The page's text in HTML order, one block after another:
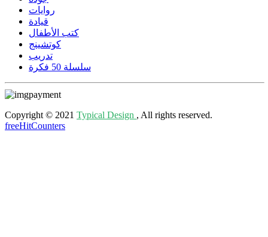
روايات
قيادة
كتب الأطفال
كوتشينج
تدريب
سلسلة 50 فكرة
Copyright © 2021 Typical Design , All rights reserved.
freeHitCounters